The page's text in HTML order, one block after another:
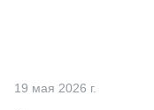
19 мая 2026 г.